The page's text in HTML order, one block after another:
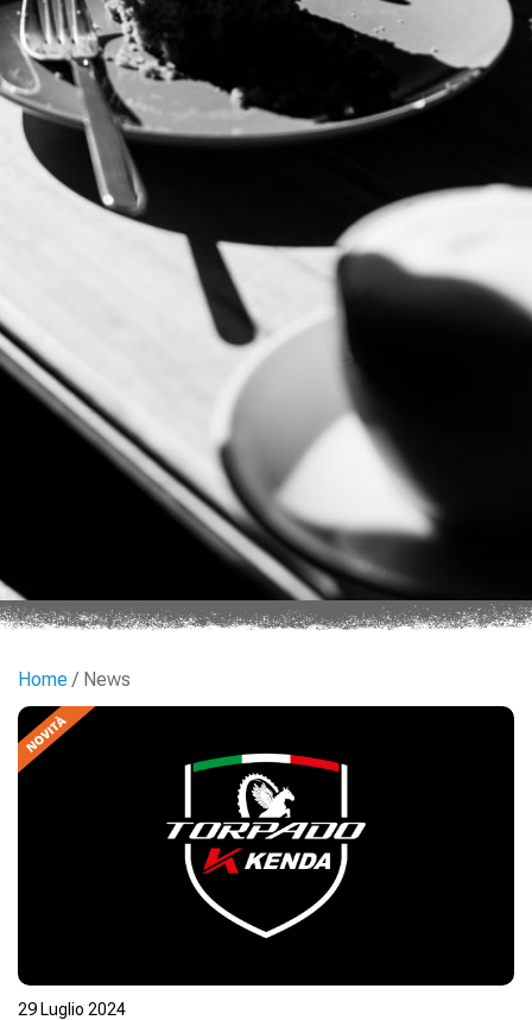
Home / News
29 Luglio 2024